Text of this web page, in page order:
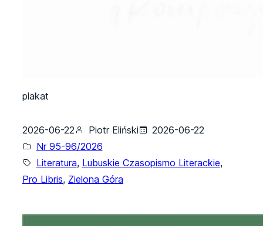
plakat
2026-06-22 Piotr Eliński
2026-06-22
Nr 95-96/2026
Literatura, Lubuskie Czasopismo Literackie,
Pro Libris, Zielona Góra